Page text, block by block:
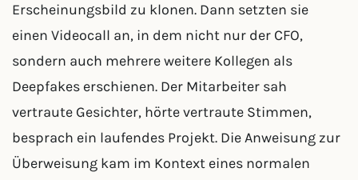
Erscheinungsbild zu klonen. Dann setzten sie
einen Videocall an, in dem nicht nur der CFO,
sondern auch mehrere weitere Kollegen als
Deepfakes erschienen. Der Mitarbeiter sah
vertraute Gesichter, hörte vertraute Stimmen,
besprach ein laufendes Projekt. Die Anweisung zur
Überweisung kam im Kontext eines normalen